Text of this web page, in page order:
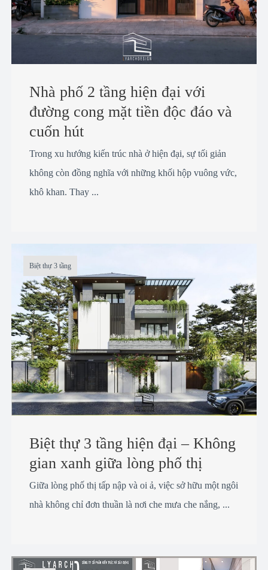
Nhà phố 2 tầng hiện đại với
đường cong mặt tiền độc đáo và
cuốn hút
Trong xu hướng kiến trúc nhà ở hiện đại, sự tối giản
không còn đồng nghĩa với những khối hộp vuông vức,
khô khan. Thay ...
Biệt thự 3 tầng
Biệt thự 3 tầng hiện đại – Không
gian xanh giữa lòng phố thị
Giữa lòng phố thị tấp nập và oi ả, việc sở hữu một ngôi
nhà không chỉ đơn thuần là nơi che mưa che nắng, ...